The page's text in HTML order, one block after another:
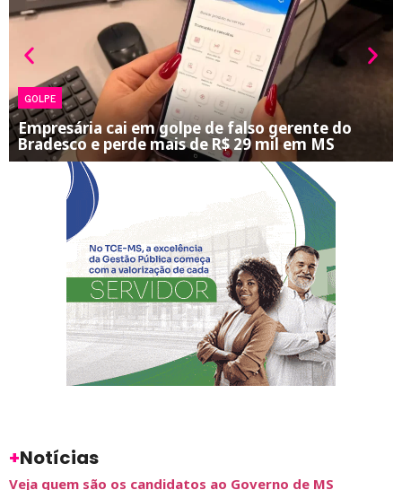
GOLPE
Empresária cai em golpe de falso gerente do
Bradesco e perde mais de R$ 29 mil em MS
+Notícias
Veja quem são os candidatos ao Governo de MS